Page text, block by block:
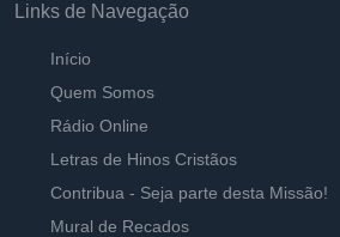
Links de Navegação
Início
Quem Somos
Rádio Online
Letras de Hinos Cristãos
Contribua - Seja parte desta Missão!
Mural de Recados